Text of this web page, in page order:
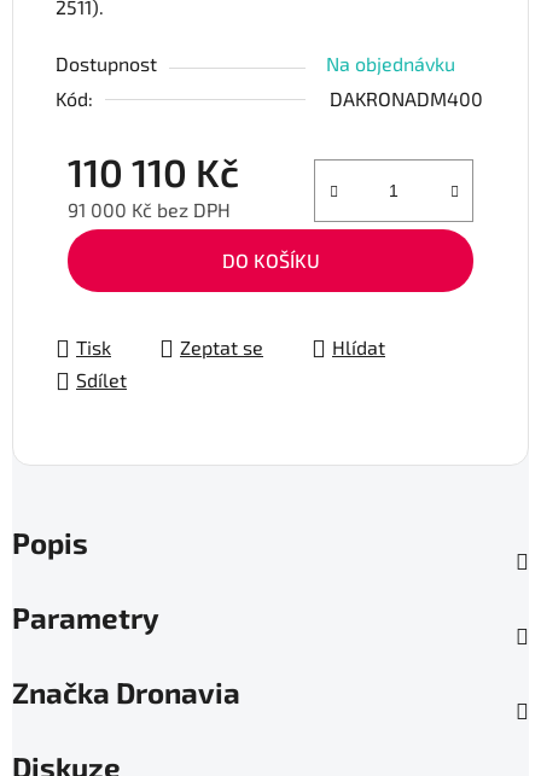
2511).
Dostupnost
Na objednávku
Kód:
DAKRONADM400
110 110 Kč
91 000 Kč bez DPH
Měrná cena:
DO KOŠÍKU
Tisk Zeptat se
Hlídat
Sdílet
Popis
Parametry
Značka Dronavia
Diskuze